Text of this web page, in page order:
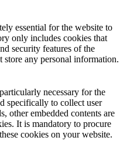
essential for the website to
only includes cookies that
security features of the
store any personal information.
necessary for the
specifically to collect user
other embedded contents are
It is mandatory to procure
cookies on your website.